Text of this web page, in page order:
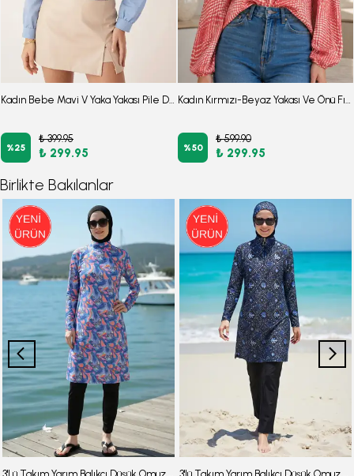
%25
₺ 399.95
₺ 299.95 %50
₺ 599.90
₺ 299.95
Birlikte Bakılanlar